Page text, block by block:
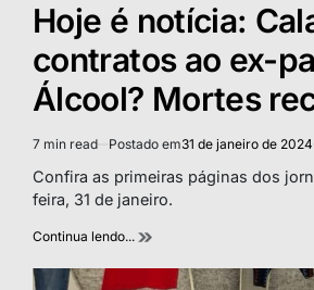
Hoje é notícia:
contratos ao ex-
Álcool? Mortes
Estimated
read
time
7 min read Postado em31 de janeiro de 2024
Confira as primeiras páginas dos
feira, 31 de janeiro.
Continua lendo...